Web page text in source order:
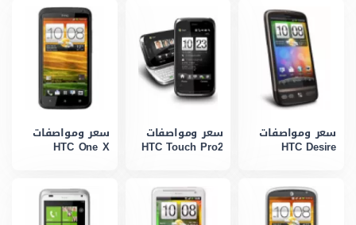
سعر ومواصفات
HTC Desire
سعر ومواصفات
HTC Touch Pro2
سعر ومواصفات
HTC One X